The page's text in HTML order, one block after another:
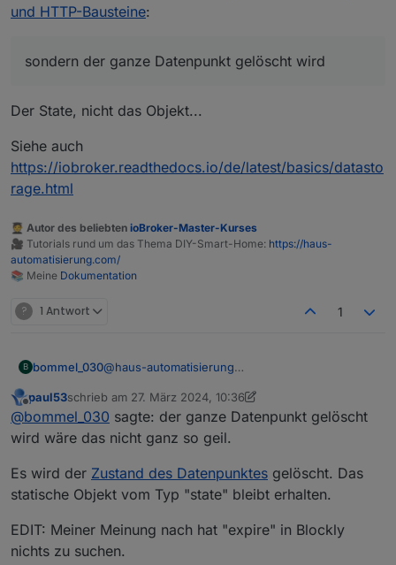
und HTTP-Bausteine:
sondern der ganze Datenpunkt gelöscht wird
Der State, nicht das Objekt...
Siehe auch
https://iobroker.readthedocs.io/de/latest/basics/datasto
rage.html
🧑‍🎓 Autor des beliebten ioBroker-Master-Kurses
🎥 Tutorials rund um das Thema DIY-Smart-Home: https://haus-
automatisierung.com/
📚 Meine Dokumentation
? 1 Antwort 1
B bommel_030@haus-automatisierung
nicht nur der Wert auf null gesetzt wird, sondern
der ganze Datenpunkt gelöscht wird wäre das
nicht ganz so geil.
Offline
paul53schrieb am 27. März 2024, 10:36
zuletzt editiert von paul53
@bommel_030 sagte: der ganze Datenpunkt gelöscht
wird wäre das nicht ganz so geil.
Es wird der Zustand des Datenpunktes gelöscht. Das
statische Objekt vom Typ "state" bleibt erhalten.
EDIT: Meiner Meinung nach hat "expire" in Blockly
nichts zu suchen.